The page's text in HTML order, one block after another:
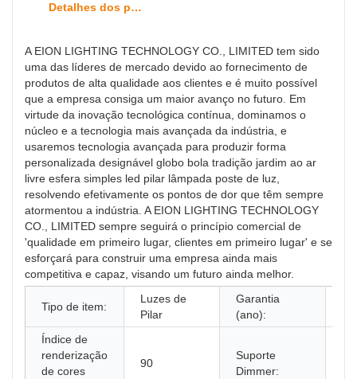
Detalhes dos produtos
A EION LIGHTING TECHNOLOGY CO., LIMITED tem sido
uma das líderes de mercado devido ao fornecimento de
produtos de alta qualidade aos clientes e é muito possível
que a empresa consiga um maior avanço no futuro. Em
virtude da inovação tecnológica contínua, dominamos o
núcleo e a tecnologia mais avançada da indústria, e
usaremos tecnologia avançada para produzir forma
personalizada designável globo bola tradição jardim ao ar
livre esfera simples led pilar lâmpada poste de luz,
resolvendo efetivamente os pontos de dor que têm sempre
atormentou a indústria. A EION LIGHTING TECHNOLOGY
CO., LIMITED sempre seguirá o princípio comercial de
'qualidade em primeiro lugar, clientes em primeiro lugar' e se
esforçará para construir uma empresa ainda mais
competitiva e capaz, visando um futuro ainda melhor.
Tipo de item:
Luzes de
Pilar
Garantia
(ano):
Índice de
renderização
de cores
90
Suporte
Dimmer: